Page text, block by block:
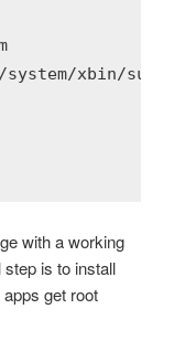
xbin/su
with a working
step is to install
get root